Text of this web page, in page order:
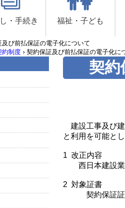
・手続き 福祉・子ども
及び前払保証の電子化について
約制度 › 契約保証及び前払保証の電子化に
契約
建設工事及び建
と利用を可能と
1 改正内容
西日本建設業
2 対象証書
契約保証証書